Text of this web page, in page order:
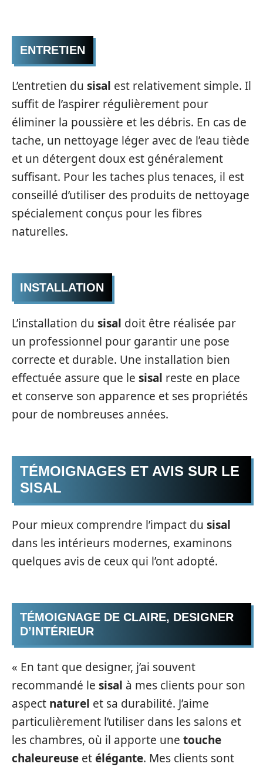
ENTRETIEN
L’entretien du sisal est relativement simple. Il
suffit de l’aspirer régulièrement pour
éliminer la poussière et les débris. En cas de
tache, un nettoyage léger avec de l’eau tiède
et un détergent doux est généralement
suffisant. Pour les taches plus tenaces, il est
conseillé d’utiliser des produits de nettoyage
spécialement conçus pour les fibres
naturelles.
INSTALLATION
L’installation du sisal doit être réalisée par
un professionnel pour garantir une pose
correcte et durable. Une installation bien
effectuée assure que le sisal reste en place
et conserve son apparence et ses propriétés
pour de nombreuses années.
TÉMOIGNAGES ET AVIS SUR LE
SISAL
Pour mieux comprendre l’impact du sisal
dans les intérieurs modernes, examinons
quelques avis de ceux qui l’ont adopté.
TÉMOIGNAGE DE CLAIRE, DESIGNER
D’INTÉRIEUR
« En tant que designer, j’ai souvent
recommandé le sisal à mes clients pour son
aspect naturel et sa durabilité. J’aime
particulièrement l’utiliser dans les salons et
les chambres, où il apporte une touche
chaleureuse etélégante. Mes clients sont